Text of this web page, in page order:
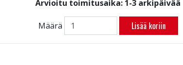
Arvioitu toimitusaika: 1-3 arkipäivää
Määrä Lisää koriin